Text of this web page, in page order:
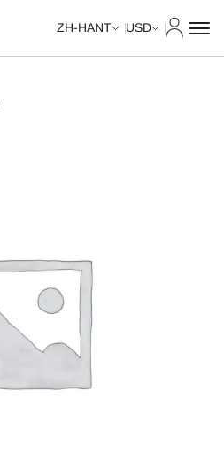
ZH-HANT USD